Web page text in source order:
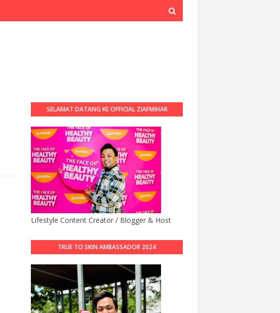
SELAMAT DATANG KE OFFICIAL ZIAFMIHAR
Lifestyle Content Creator / Blogger & Host
TRUE TO SKIN AMBASSADOR 2024